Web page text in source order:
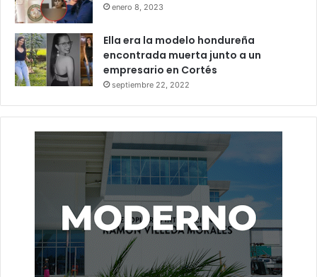
enero 8, 2023
Ella era la modelo hondureña
encontrada muerta junto a un
empresario en Cortés
septiembre 22, 2022